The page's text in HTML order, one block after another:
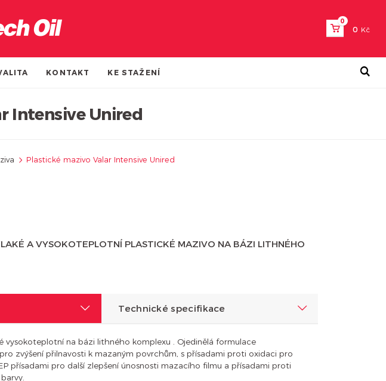
0
0 Kč
KONTAKT KE STAŽENÍ
Intensive Unired
Plastické mazivo Valar Intensive Unired
A VYSOKOTEPLOTNÍ PLASTICKÉ MAZIVO NA BÁZI LITHNÉHO
Technické specifikace
vysokoteplotní na bázi lithného komplexu . Ojedinělá formulace
zvýšení přilnavosti k mazaným povrchům, s přísadami proti oxidaci pro
přísadami pro další zlepšení únosnosti mazacího filmu a přísadami proti